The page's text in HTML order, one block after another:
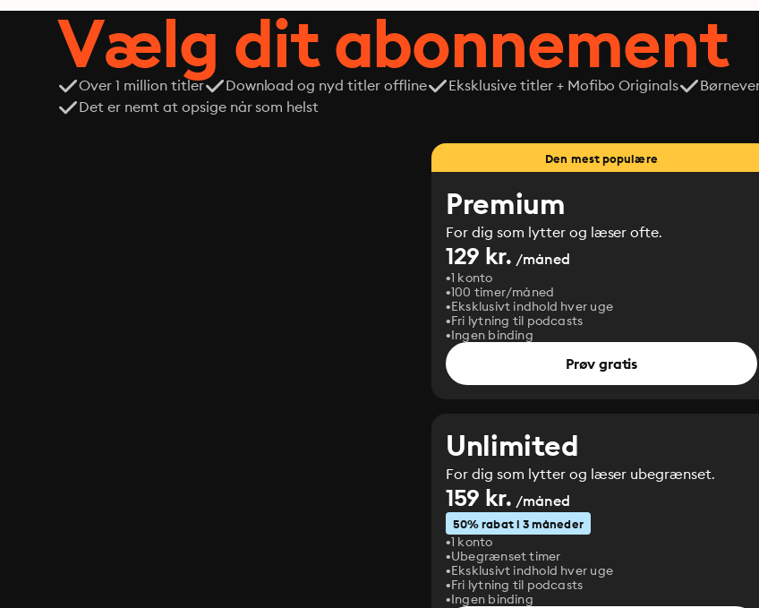
Vælg dit abonnement
Over 1 million titler Download og nyd titler offline Eksklusive titler + Mofibo Originals
Det er nemt at opsige når som helst
Den mest populære
Premium
For dig som lytter og læser ofte.
129 kr. /måned
1 konto
100 timer/måned
Eksklusivt indhold hver uge
Fri lytning til podcasts
Ingen binding
Prøv gratis
Unlimited
For dig som lytter og læser ubegrænset.
159 kr. /måned
50% rabat i 3 måneder
1 konto
Ubegrænset timer
Eksklusivt indhold hver uge
Fri lytning til podcasts
Ingen binding